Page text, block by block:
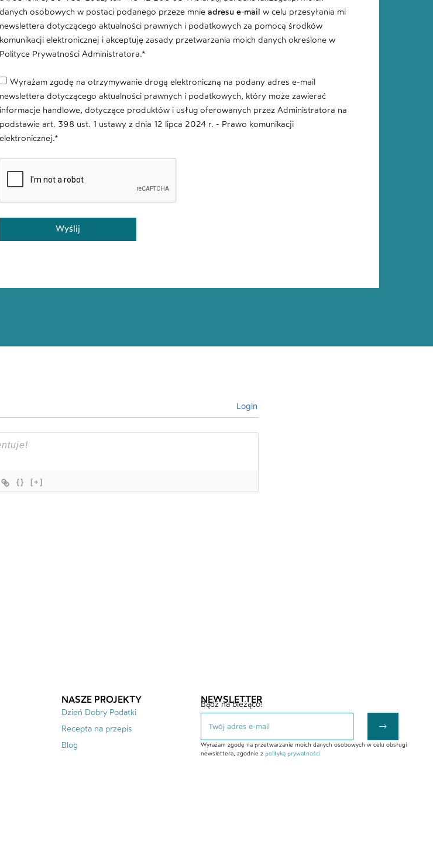
danych osobowych w postaci podanego przeze mnieadresu e-mail w celu przesyłania mi
newslettera dotyczącego aktualności prawnych i podatkowych za pomocą środków
komunikacji elektronicznej i akceptuję zasady przetwarzania moich danych określone w
Polityce Prywatności Administratora.*
Wyrażam zgodę na otrzymywanie drogą elektroniczną na podany adres e-mail
newslettera dotyczącego aktualności prawnych i podatkowych, który może zawierać
informacje handlowe, dotyczące produktów i usług oferowanych przez Administratora na
podstawie art. 398 ust. 1 ustawy z dnia 12 lipca 2024 r. - Prawo komunikacji
elektronicznej.*
Wyślij
Login
{} [+]
NASZE PROJEKTY
Dzień Dobry Podatki
Recepta na przepis
Blog
NEWSLETTER
Bądź na bieżąco!
Wyrażam zgodę na przetwarzanie moich danych osobowych w celu obsługi
newslettera, zgodnie z polityką prywatności